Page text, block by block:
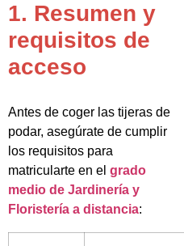
1. Resumen y
requisitos de
acceso
Antes de coger las tijeras de
podar, asegúrate de cumplir
los requisitos para
matricularte en el grado
medio de Jardinería y
Floristería a distancia: